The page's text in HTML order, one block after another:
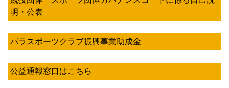
明・公表
パラスポーツクラブ振興事業助成金
公益通報窓口はこちら